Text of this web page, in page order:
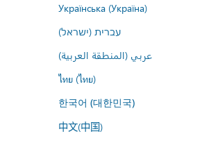
Українська (Україна)
עברית (ישראל)
عربي (المنطقة العربية)
ไทย (ไทย)
한국어 (대한민국)
中文(中国)